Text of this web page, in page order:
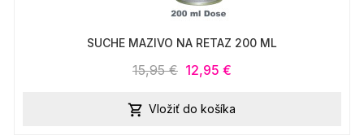
SUCHE MAZIVO NA RETAZ 200 ML
15,95 € 12,95 €
 Vložiť do košíka